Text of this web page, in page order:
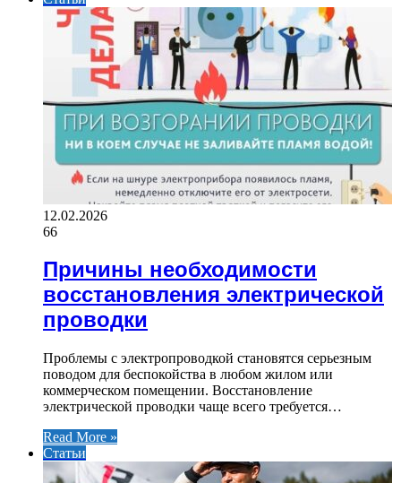
12.02.2026
66
Причины необходимости
восстановления электрической
проводки
Проблемы с электропроводкой становятся серьезным
поводом для беспокойства в любом жилом или
коммерческом помещении. Восстановление
электрической проводки чаще всего требуется…
Read More »
Статьи